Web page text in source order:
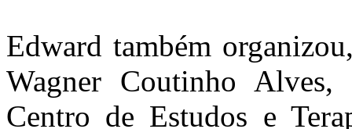
Edward também
Wagner Coutinho Alves,
Centro de Estudos e